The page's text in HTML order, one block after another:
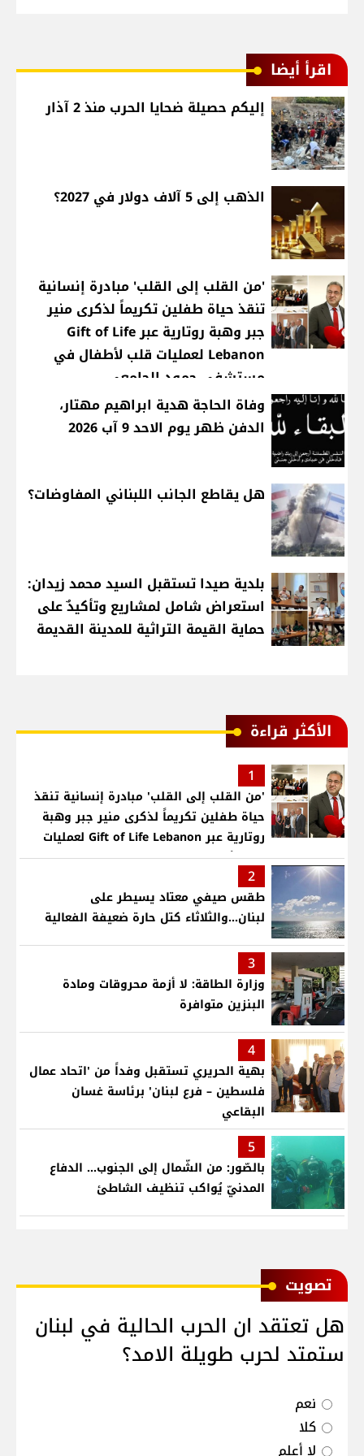
اقرأ أيضا
إليكم حصيلة ضحايا الحرب منذ 2 آذار
الذهب إلى 5 آلاف دولار في 2027؟
'من القلب إلى القلب' مبادرة إنسانية
تنقذ حياة طفلين تكريماً لذكرى منير
جبر وهبة روتارية عبر Gift of Life
Lebanon لعمليات قلب لأطفال في
مستشفى حمود الجامعي
وفاة الحاجة هدية ابراهيم مهتار،
الدفن ظهر يوم الاحد 9 آب 2026
هل يقاطع الجانب اللبناني المفاوضات؟
بلدية صيدا تستقبل السيد محمد زيدان:
استعراض شامل لمشاريع وتأكيدٌ على
حماية القيمة التراثية للمدينة القديمة
الأكثر قراءة
1
'من القلب إلى القلب' مبادرة إنسانية تنقذ
حياة طفلين تكريماً لذكرى منير جبر وهبة
روتارية عبر Gift of Life Lebanon لعمليات
قلب لأطفال في مستشفى حمود الجامعي
2
طقس صيفي معتاد يسيطر على
لبنان...والثلاثاء كتل حارة ضعيفة الفعالية
3
وزارة الطاقة: لا أزمة محروقات ومادة
البنزين متوافرة
4
بهية الحريري تستقبل وفداً من 'اتحاد عمال
فلسطين – فرع لبنان' برئاسة غسان
البقاعي
5
بالصّور: من الشّمال إلى الجنوب... الدفاع
المدنيّ يُواكب تنظيف الشاطئ
ﺗﺼﻮﻳﺖ
هل تعتقد ان الحرب الحالية في لبنان
ستمتد لحرب طويلة الامد؟
نعم
كلا
لا أعلم